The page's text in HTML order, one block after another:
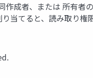
作成者、または 所有
当てると、読み取り